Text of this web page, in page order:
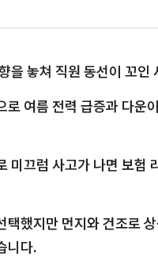
을 놓쳐 직원 동선이 꼬인
로 여름 전력 급증과 다운
미끄럼 사고가 나면 보험
택했지만 먼지와 건조로
니다.